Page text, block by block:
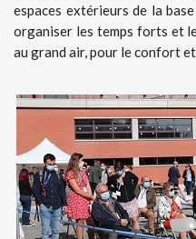
espaces extérieurs de la
organiser les temps forts et
au grand air, pour le confort